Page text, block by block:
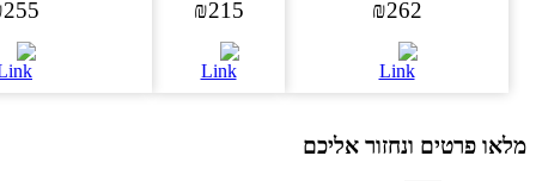
₪262
₪ 215
₪255
פרטים ונחזור אליכם